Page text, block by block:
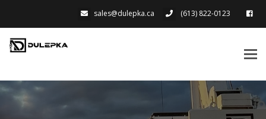
sales@dulepka.ca (613) 822-0123